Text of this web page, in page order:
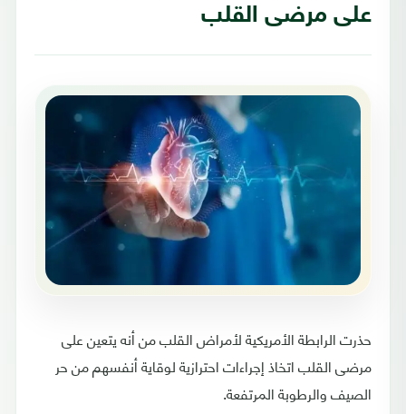
على مرضى القلب
حذرت الرابطة الأمريكية لأمراض القلب من أنه يتعين على
مرضى القلب اتخاذ إجراءات احترازية لوقاية أنفسهم من حر
الصيف والرطوبة المرتفعة.